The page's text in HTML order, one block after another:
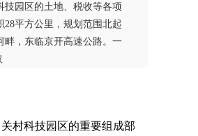
技园区的土地、税收等各项
平方公里，规划范围北起
畔，东临京开高速公路。一
村科技园区的重要组成部